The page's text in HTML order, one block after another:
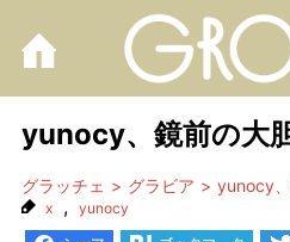
yunocy、鏡前の大
グラッチェ グラビア yunocy
x , yunocy